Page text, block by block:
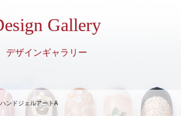
Gallery
デザインギャラリー
ハンドジェルアートA